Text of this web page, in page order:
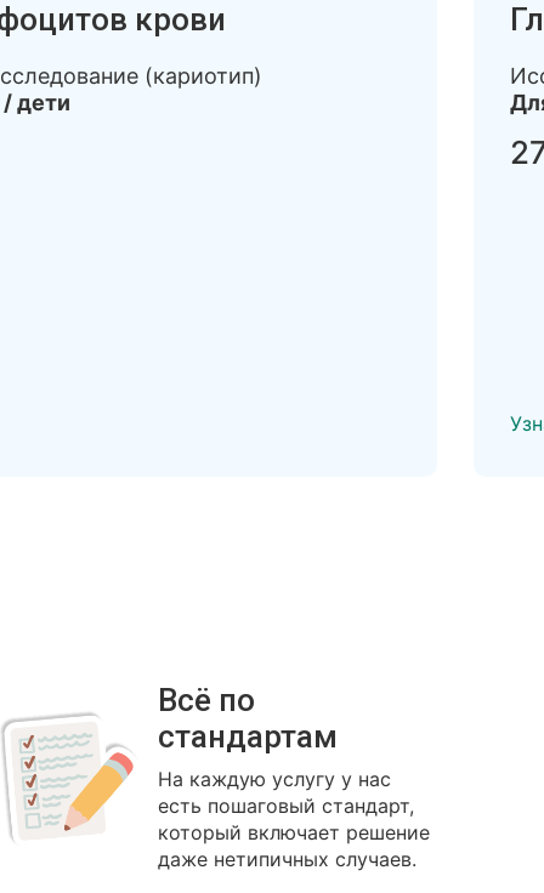
крови
(кариотип)
дети
Всё по
стандартам
На каждую услугу у нас
есть пошаговый стандарт,
который включает решение
даже нетипичных случаев.